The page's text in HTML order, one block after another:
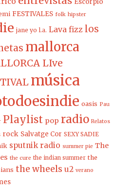
FESTIVALES folk hipster
jane yo l.a. Lava fizz los
mallorca
LIve
música
oasis Pau
Playlist pop radio Relatos
rock Salvatge Cor SEXY SADIE
sputnik radio summer pie The
the cure the indian summer the
the wheels u2 verano